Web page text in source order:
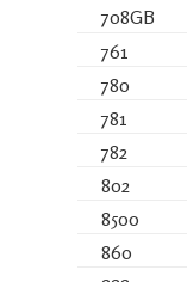
708GB
761
780
781
782
802
8500
860